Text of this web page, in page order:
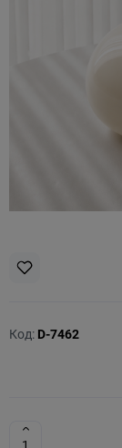
Код: D-7462